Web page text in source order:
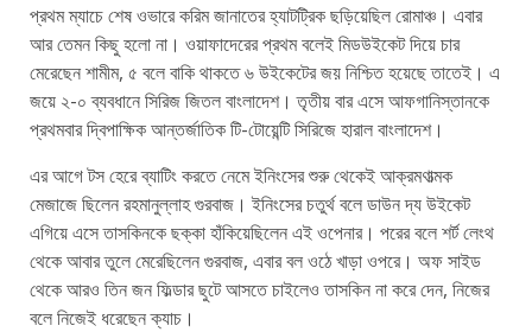
প্রথম ম্যাচে শেষ ওভারে করিম জানাতের হ্যাটট্রিক ছড়িয়েছিল রোমাঞ্চ। এবার
আর তেমন কিছু হলো না। ওয়াফাদেরের প্রথম বলেই মিডউইকেট দিয়ে চার
মেরেছেন শামীম, ৫ বলে বাকি থাকতে ৬ উইকেটের জয় নিশ্চিত হয়েছে তাতেই। এ
জয়ে ২-০ ব্যবধানে সিরিজ জিতল বাংলাদেশ। তৃতীয় বার এসে আফগানিস্তানকে
প্রথমবার দ্বিপাক্ষিক আন্তর্জাতিক টি-টোয়েন্টি সিরিজে হারাল বাংলাদেশ।
এর আগে টস হেরে ব্যাটিং করতে নেমে ইনিংসের শুরু থেকেই আক্রমণাত্মক
মেজাজে ছিলেন রহমানুল্লাহ গুরবাজ। ইনিংসের চতুর্থ বলে ডাউন দ্য উইকেট
এগিয়ে এসে তাসকিনকে ছক্কা হাঁকিয়েছিলেন এই ওপেনার। পরের বলে শর্ট লেংথ
থেকে আবার তুলে মেরেছিলেন গুরবাজ, এবার বল ওঠে খাড়া ওপরে। অফ সাইড
থেকে আরও তিন জন ফিল্ডার ছুটে আসতে চাইলেও তাসকিন না করে দেন, নিজের
বলে নিজেই ধরেছেন ক্যাচ।